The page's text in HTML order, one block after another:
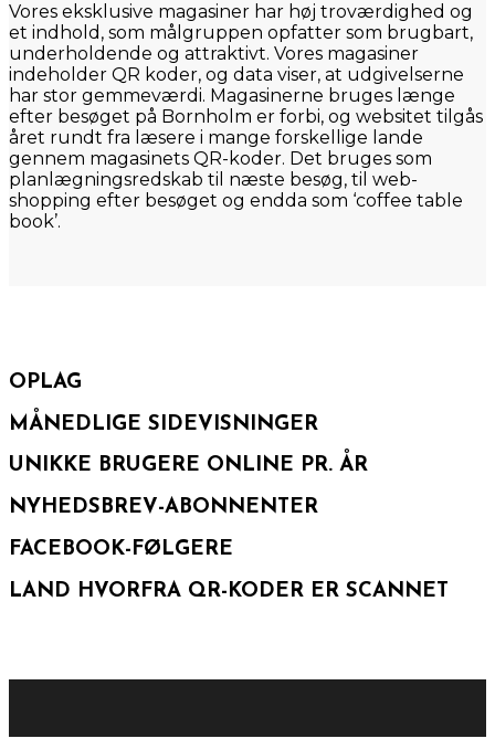
Vores eksklusive magasiner har høj troværdighed og
et indhold, som målgruppen opfatter som brugbart,
underholdende og attraktivt. Vores magasiner
indeholder QR koder, og data viser, at udgivelserne
har stor gemmeværdi. Magasinerne bruges længe
efter besøget på Bornholm er forbi, og websitet tilgås
året rundt fra læsere i mange forskellige lande
gennem magasinets QR-koder. Det bruges som
planlægningsredskab til næste besøg, til web-
shopping efter besøget og endda som ‘coffee table
book’.
OPLAG
MÅNEDLIGE SIDEVISNINGER
UNIKKE BRUGERE ONLINE PR. ÅR
NYHEDSBREV-ABONNENTER
FACEBOOK-FØLGERE
LAND HVORFRA QR-KODER ER SCANNET